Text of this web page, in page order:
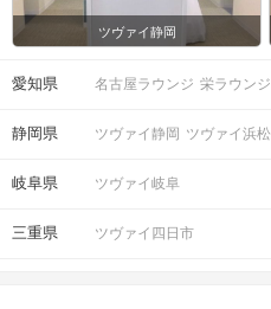
ツヴァイ静岡
愛知県 名古屋ラウンジ 栄ラウンジ
静岡県 ツヴァイ静岡 ツヴァイ浜松
岐阜県 ツヴァイ岐阜
三重県 ツヴァイ四日市